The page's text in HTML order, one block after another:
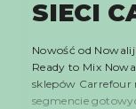
SIECI
Nowość od
Ready to Mix
sklepów
segmencie